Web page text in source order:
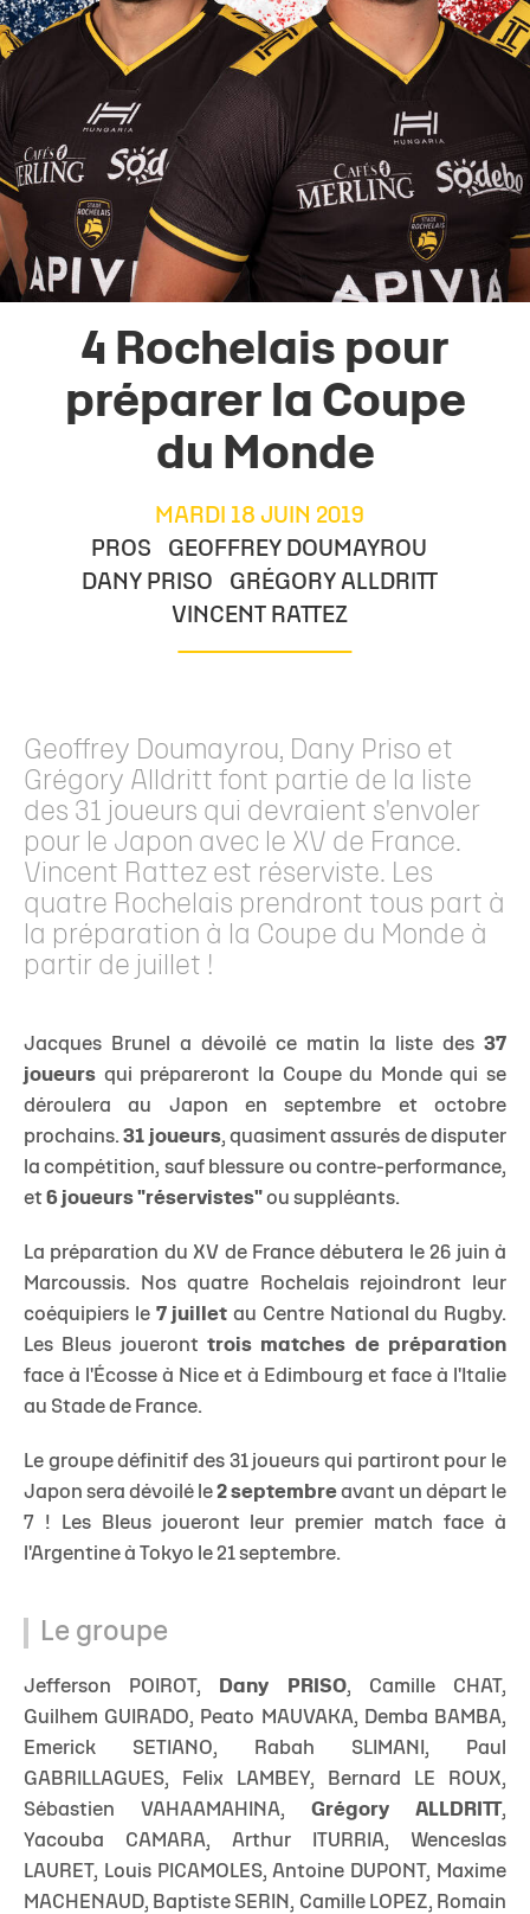
4 Rochelais pour
préparer la Coupe
du Monde
MARDI 18 JUIN 2019
PROS
GEOFFREY DOUMAYROU
DANY PRISO
GRÉGORY ALLDRITT
VINCENT RATTEZ
Geoffrey Doumayrou, Dany Priso et
Grégory Alldritt font partie de la liste
des 31 joueurs qui devraient s'envoler
pour le Japon avec le XV de France.
Vincent Rattez est réserviste. Les
quatre Rochelais prendront tous part à
la préparation à la Coupe du Monde à
partir de juillet !
Jacques Brunel a dévoilé ce matin la liste des 37
joueurs qui prépareront la Coupe du Monde qui se
déroulera au Japon en septembre et octobre
prochains.31 joueurs, quasiment assurés de disputer
la compétition, sauf blessure ou contre-performance,
et 6 joueurs "réservistes" ou suppléants.
La préparation du XV de France débutera le 26 juin à
Marcoussis. Nos quatre Rochelais rejoindront leur
coéquipiers le7 juillet au Centre National du Rugby.
Les Bleus joueront trois matches de préparation
face à l'Écosse à Nice et à Edimbourg et face à l'Italie
au Stade de France.
Le groupe définitif des 31 joueurs qui partiront pour le
Japon sera dévoilé le 2 septembre avant un départ le
7 ! Les Bleus joueront leur premier match face à
l'Argentine à Tokyo le 21 septembre.
Le groupe
Jefferson POIROT, Dany PRISO, Camille CHAT,
Guilhem GUIRADO, Peato MAUVAKA, Demba BAMBA,
Emerick SETIANO, Rabah SLIMANI, Paul
GABRILLAGUES, Felix LAMBEY, Bernard LE ROUX,
Sébastien VAHAAMAHINA, Grégory ALLDRITT ,
Yacouba CAMARA, Arthur ITURRIA, Wenceslas
LAURET, Louis PICAMOLES, Antoine DUPONT, Maxime
MACHENAUD, Baptiste SERIN, Camille LOPEZ, Romain